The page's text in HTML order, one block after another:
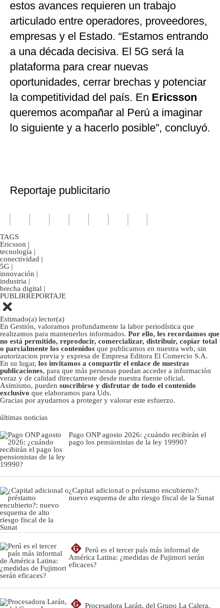
estos avances requieren un trabajo
articulado entre operadores, proveedores,
empresas y el Estado. “Estamos entrando
a una década decisiva. El 5G será la
plataforma para crear nuevas
oportunidades, cerrar brechas y potenciar
la competitividad del país. En Ericsson
queremos acompañar al Perú a imaginar
lo siguiente y a hacerlo posible”, concluyó.
Reportaje publicitario
TAGS
Ericsson |
tecnología |
conectividad |
5G |
innovación |
industria |
brecha digital |
PUBLIRREPORTAJE
Estimado(a) lector(a)
En Gestión, valoramos profundamente la labor periodística que
realizamos para mantenerlos informados. Por ello, les recordamos que
no está permitido, reproducir, comercializar, distribuir, copiar total
o parcialmente los contenidos que publicamos en nuestra web, sin
autorizacion previa y expresa de Empresa Editora El Comercio S.A.
En su lugar, los invitamos a compartir el enlace de nuestras
publicaciones, para que más personas puedan acceder a información
veraz y de calidad directamente desde nuestra fuente oficial.
Asimismo, pueden suscribirse y disfrutar de todo el contenido
exclusivo que elaboramos para Uds.
Gracias por ayudarnos a proteger y valorar este esfuerzo.
últimas noticias
Pago ONP agosto 2026: ¿cuándo recibirán el
pago los pensionistas de la ley 19990?
¿Capital adicional o préstamo encubierto?:
nuevo esquema de alto riesgo fiscal de la Sunat
G
Perú es el tercer país más informal de
América Latina: ¿medidas de Fujimori serán
eficaces?
G
Procesadora Larán, del Grupo La Calera,